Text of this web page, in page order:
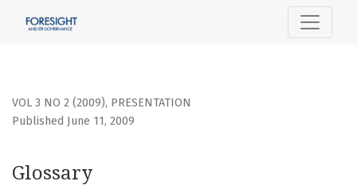
VOL 3 NO 2 (2009), PRESENTATION
Glossary
Published June 11, 2009